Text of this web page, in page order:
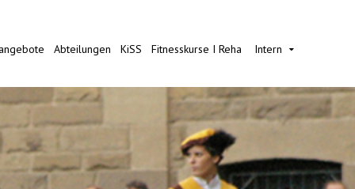
Abteilungen KiSS Fitnesskurse I Reha Intern